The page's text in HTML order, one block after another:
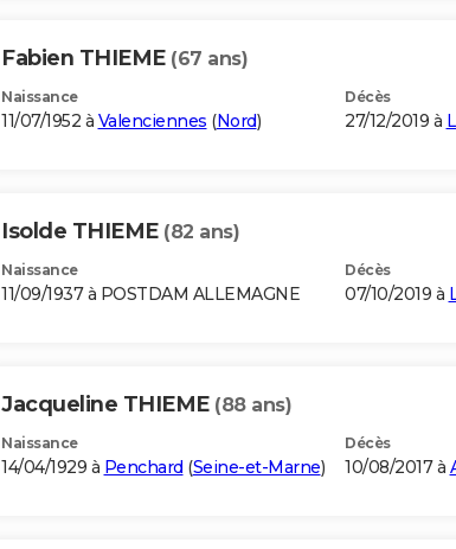
Fabien THIEME (67 ans)
Naissance
11/07/1952 à Valenciennes (Nord)
Décès
27/12/2019 à
Isolde THIEME (82 ans)
Naissance
11/09/1937 à POSTDAM ALLEMAGNE
Décès
07/10/2019 à
Jacqueline THIEME (88 ans)
Naissance
14/04/1929 à Penchard (Seine-et-Marne)
Décès
10/08/2017 à